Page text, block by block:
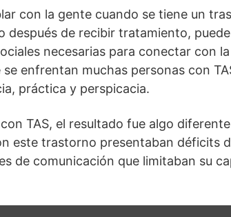
con la gente cuando se tiene un
después de recibir tratamiento,
necesarias para conectar con
enfrentan muchas personas con
práctica y perspicacia.
TAS, el resultado fue algo
este trastorno presentaban déficits
de comunicación que limitaban su